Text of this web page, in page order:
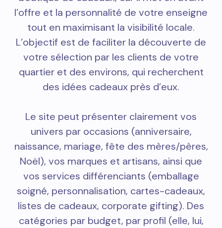
l’offre et la personnalité de votre enseigne
tout en maximisant la visibilité locale.
L’objectif est de faciliter la découverte de
votre sélection par les clients de votre
quartier et des environs, qui recherchent
des idées cadeaux près d’eux.
Le site peut présenter clairement vos
univers par occasions (anniversaire,
naissance, mariage, fête des mères/pères,
Noël), vos marques et artisans, ainsi que
vos services différenciants (emballage
soigné, personnalisation, cartes-cadeaux,
listes de cadeaux, corporate gifting). Des
catégories par budget, par profil (elle, lui,